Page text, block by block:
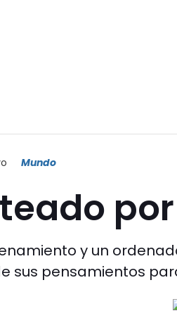
Mundo
y un
sus pensamientos